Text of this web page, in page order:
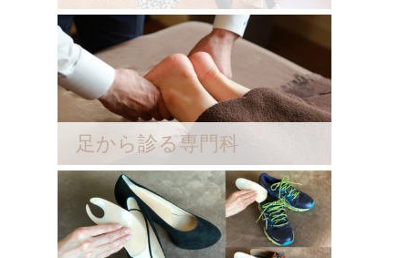
足から診る専門科